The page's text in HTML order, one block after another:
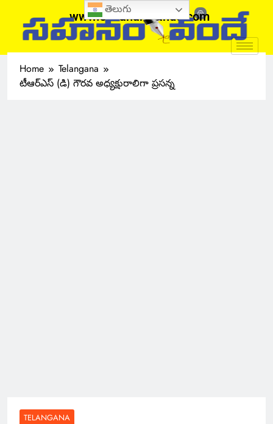
www.sahanamvande.com
Home
Telangana
టీఆర్ఎస్ (డి) గౌరవ అధ్యక్షురాలిగా ప్రసన్న
TELANGANA
తెలుగు